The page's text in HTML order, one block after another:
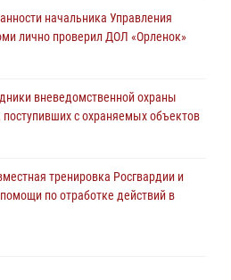
отработали план «Квартал»
этап ежегодного
мастерства среди
начальника Управления
лично проверил ДОЛ «Орленок»
вневедомственной охраны
поступивших с охраняемых объектов
тренировка Росгвардии и
по отработке действий в